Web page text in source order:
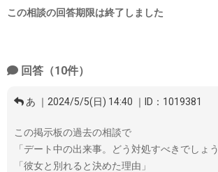
この相談の回答期限は終了しました
回答（10件）
あ ｜2024/5/5(日) 14:40 ｜ID：1019381
この掲示板の過去の相談で
「デート中の出来事。どう対処すべきでしょう
「彼女と別れると決めた理由」